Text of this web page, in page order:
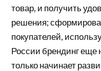
товар, и получить
решения;
покупателей,
России брендинг еще
только начинает